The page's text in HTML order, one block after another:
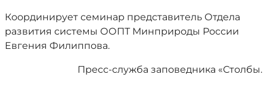
Координирует семинар представитель Отдела
развития системы ООПТ Минприроды России
Евгения Филиппова.
Пресс-служба заповедника «Столбы.